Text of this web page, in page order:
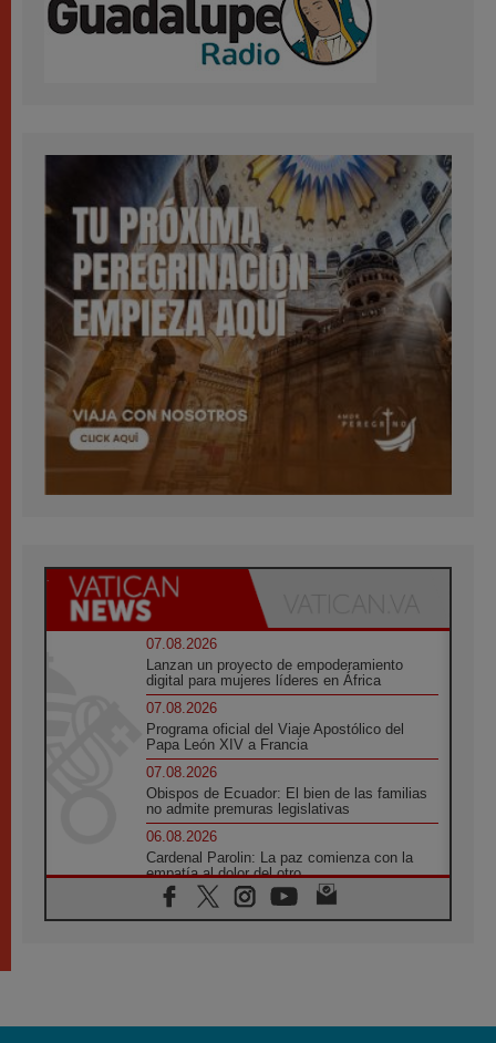
07.08.2026
Lanzan un proyecto de empoderamiento
digital para mujeres líderes en África
07.08.2026
Programa oficial del Viaje Apostólico del
Papa León XIV a Francia
07.08.2026
Obispos de Ecuador: El bien de las familias
no admite premuras legislativas
06.08.2026
Cardenal Parolin: La paz comienza con la
empatía al dolor del otro
06.08.2026
Fray Marco Vianelli: Aprender el Evangelio
06.08.2026